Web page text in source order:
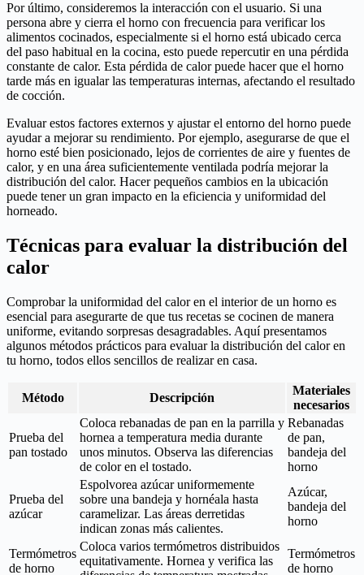
Por último, consideremos la interacción con el usuario. Si una
persona abre y cierra el horno con frecuencia para verificar los
alimentos cocinados, especialmente si el horno está ubicado cerca
del paso habitual en la cocina, esto puede repercutir en una pérdida
constante de calor. Esta pérdida de calor puede hacer que el horno
tarde más en igualar las temperaturas internas, afectando el resultado
de cocción.
Evaluar estos factores externos y ajustar el entorno del horno puede
ayudar a mejorar su rendimiento. Por ejemplo, asegurarse de que el
horno esté bien posicionado, lejos de corrientes de aire y fuentes de
calor, y en una área suficientemente ventilada podría mejorar la
distribución del calor. Hacer pequeños cambios en la ubicación
puede tener un gran impacto en la eficiencia y uniformidad del
horneado.
Técnicas para evaluar la distribución del
calor
Comprobar la uniformidad del calor en el interior de un horno es
esencial para asegurarte de que tus recetas se cocinen de manera
uniforme, evitando sorpresas desagradables. Aquí presentamos
algunos métodos prácticos para evaluar la distribución del calor en
tu horno, todos ellos sencillos de realizar en casa.
Método Descripción
Materiales
necesarios
Prueba del
pan tostado
Coloca rebanadas de pan en la parrilla y
hornea a temperatura media durante
unos minutos. Observa las diferencias
de color en el tostado.
Rebanadas
de pan,
bandeja del
horno
Prueba del
azúcar
Espolvorea azúcar uniformemente
sobre una bandeja y hornéala hasta
caramelizar. Las áreas derretidas
indican zonas más calientes.
Azúcar,
bandeja del
horno
Termómetros
de horno
Coloca varios termómetros distribuidos
equitativamente. Hornea y verifica las
Termómetros
de horno